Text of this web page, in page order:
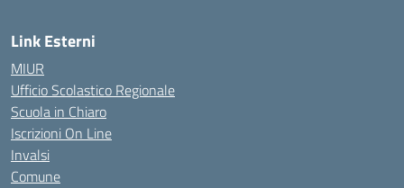
Link Esterni
MIUR
Ufficio Scolastico Regionale
Scuola in Chiaro
Iscrizioni On Line
Invalsi
Comune